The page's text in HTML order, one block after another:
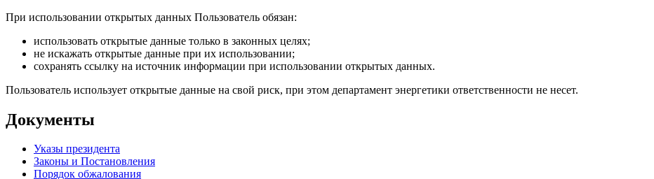
При использовании открытых данных Пользователь обязан:
использовать открытые данные только в законных целях;
не искажать открытые данные при их использовании;
сохранять ссылку на источник информации при использовании открытых данных.
Пользователь использует открытые данные на свой риск, при этом департамент энергетики ответственности не несет.
Документы
Указы президента
Законы и Постановления
Порядок обжалования